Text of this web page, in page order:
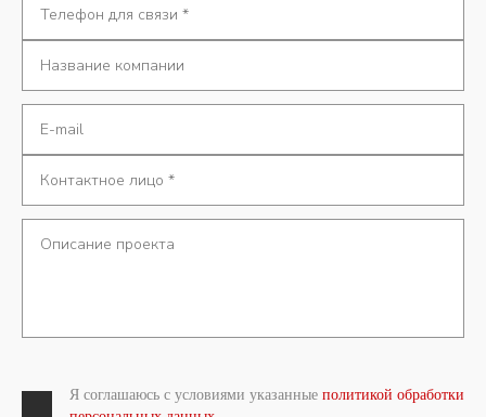
Я соглашаюсь с условиями указанные политикой обработки